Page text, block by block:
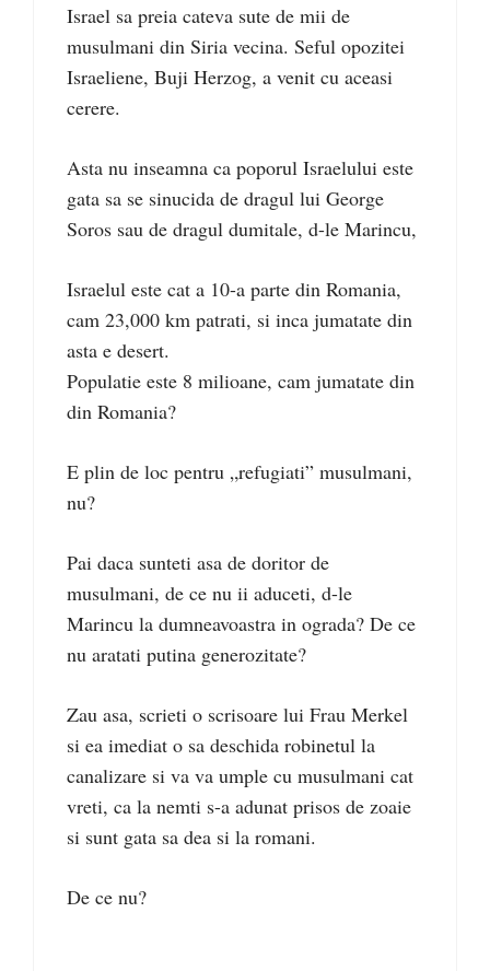
Israel sa preia cateva sute de mii de
musulmani din Siria vecina. Seful opozitei
Israeliene, Buji Herzog, a venit cu aceasi
cerere.
Asta nu inseamna ca poporul Israelului este
gata sa se sinucida de dragul lui George
Soros sau de dragul dumitale, d-le Marincu,
Israelul este cat a 10-a parte din Romania,
cam 23,000 km patrati, si inca jumatate din
asta e desert.
Populatie este 8 milioane, cam jumatate din
din Romania?
E plin de loc pentru „refugiati” musulmani,
nu?
Pai daca sunteti asa de doritor de
musulmani, de ce nu ii aduceti, d-le
Marincu la dumneavoastra in ograda? De ce
nu aratati putina generozitate?
Zau asa, scrieti o scrisoare lui Frau Merkel
si ea imediat o sa deschida robinetul la
canalizare si va va umple cu musulmani cat
vreti, ca la nemti s-a adunat prisos de zoaie
si sunt gata sa dea si la romani.
De ce nu?